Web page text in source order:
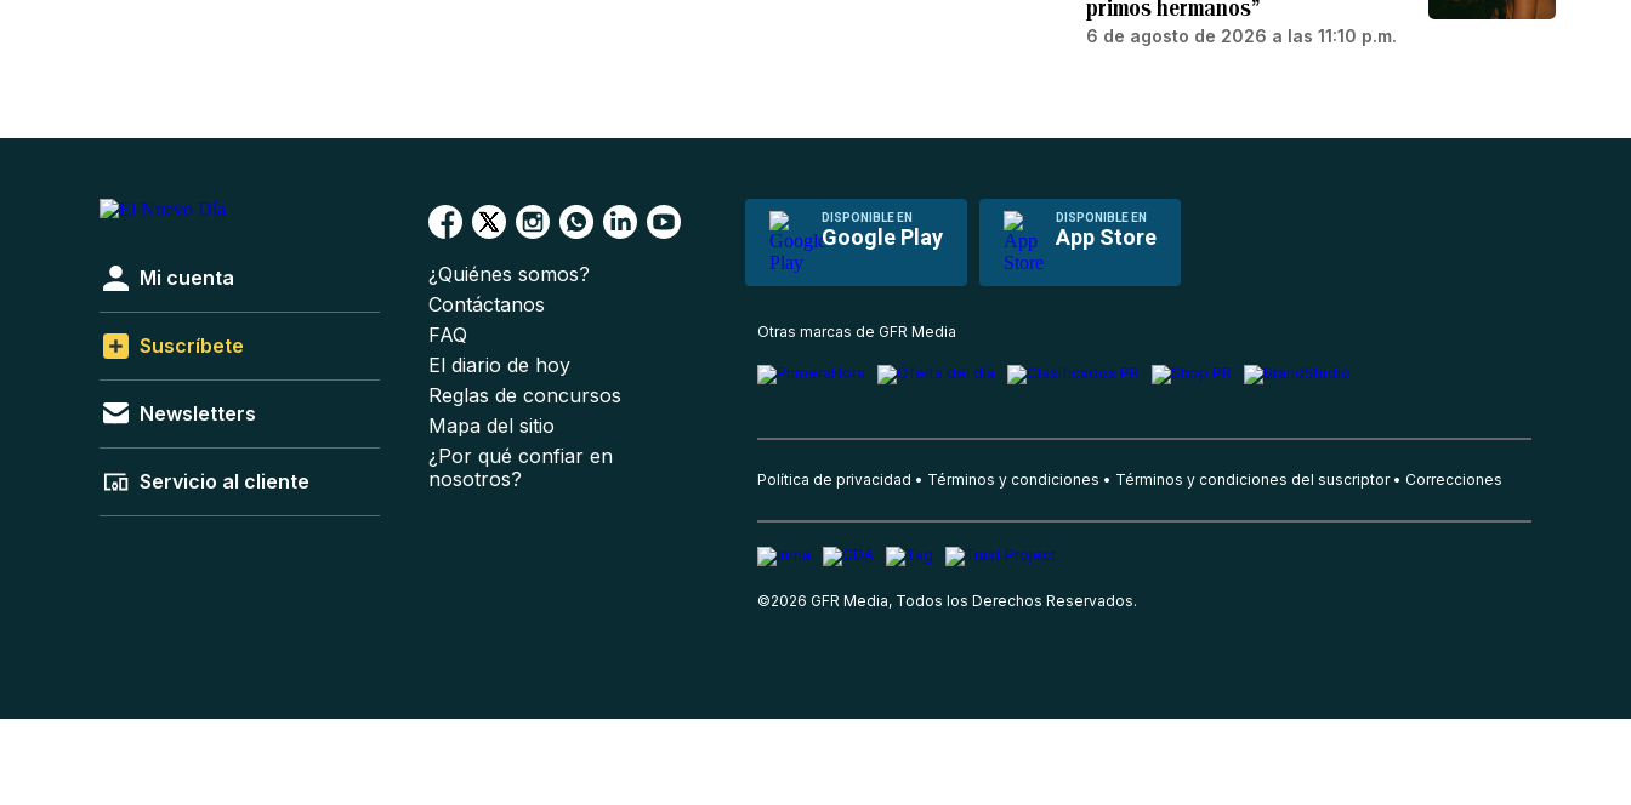
primos hermanos”
6 de agosto de 2026 a las 11:10 p.m.
DISPONIBLE EN
Google Play
DISPONIBLE EN
App Store
Mi cuenta
Suscríbete
Newsletters
Servicio al cliente
¿Quiénes somos?
Contáctanos
FAQ
El diario de hoy
Reglas de concursos
Mapa del sitio
¿Por qué confiar en
nosotros?
Otras marcas de GFR Media
Política de privacidad Términos y condiciones Términos y condiciones del suscriptor Correcciones
©2026 GFR Media, Todos los Derechos Reservados.